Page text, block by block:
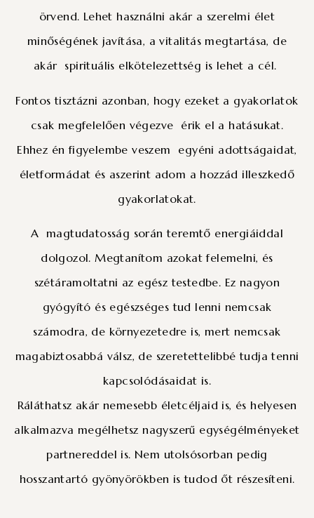
örvend. Lehet használni akár a szerelmi élet
minőségének javítása, a vitalitás megtartása, de
akár spirituális elkötelezettség is lehet a cél.
Fontos tisztázni azonban, hogy ezeket a gyakorlatok
csak megfelelően végezve érik el a hatásukat.
Ehhez én figyelembe veszem egyéni adottságaidat,
életformádat és aszerint adom a hozzád illeszkedő
gyakorlatokat.
A magtudatosság során teremtő energiáiddal
dolgozol. Megtanítom azokat felemelni, és
szétáramoltatni az egész testedbe. Ez nagyon
gyógyító és egészséges tud lenni nemcsak
számodra, de környezetedre is, mert nemcsak
magabiztosabbá válsz, de szeretettelibbé tudja tenni
kapcsolódásaidat is.
Ráláthatsz akár nemesebb életcéljaid is, és helyesen
alkalmazva megélhetsz nagyszerű egységélményeket
partnereddel is. Nem utolsósorban pedig
hosszantartó gyönyörökben is tudod őt részesíteni.